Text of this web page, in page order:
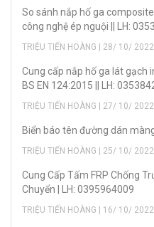
So sánh nắp hố ga
công nghệ ép nguội || LH:
TRIỆU TIẾN HOÀNG | 28/ 10/ 2022
Cung cấp nắp hố ga lát gạch
BS EN 124:2015 || LH:
TRIỆU TIẾN HOÀNG | 27/ 10/ 2022
Biển báo tên đường dán
TRIỆU TIẾN HOÀNG | 25/ 10/ 2022
Cung Cấp Tấm FRP Chống
Chuyển | LH: 0395964009
TRIỆU TIẾN HOÀNG | 16/ 10/ 2022